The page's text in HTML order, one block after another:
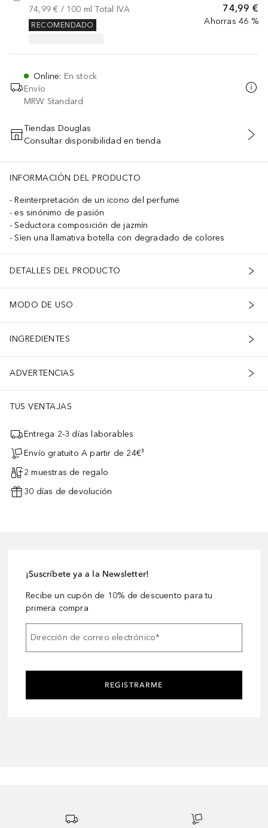
74,99 €
Ahorras 46 %
74,99 € / 100 ml Total IVA
RECOMENDADO
Online: En stock
Envío
MRW Standard
AÑADIR AL CARRITO
Tiendas Douglas
Consultar disponibilidad en tienda
INFORMACIÓN DEL PRODUCTO
Reinterpretación de un icono del perfume
es sinónimo de pasión
Seductora composición de jazmín
Sìen una llamativa botella con degradado de colores
DETALLES DEL PRODUCTO
MODO DE USO
INGREDIENTES
ADVERTENCIAS
TUS VENTAJAS
Entrega 2-3 días laborables
Envío gratuito A partir de 24€³
2 muestras de regalo
30 días de devolución
¡Suscríbete ya a la Newsletter!
Recibe un cupón de 10% de descuento para tu
primera compra
Dirección de correo electrónico*
REGISTRARME